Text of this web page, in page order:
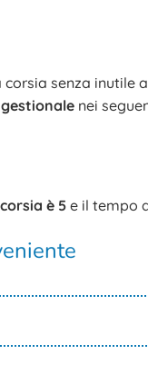
senza inutile
nei
è 5e il tempo